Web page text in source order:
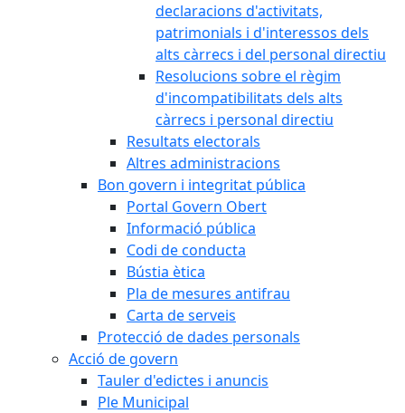
declaracions d'activitats,
patrimonials i d'interessos dels
alts càrrecs i del personal directiu
Resolucions sobre el règim
d'incompatibilitats dels alts
càrrecs i personal directiu
Resultats electorals
Altres administracions
Bon govern i integritat pública
Portal Govern Obert
Informació pública
Codi de conducta
Bústia ètica
Pla de mesures antifrau
Carta de serveis
Protecció de dades personals
Acció de govern
Tauler d'edictes i anuncis
Ple Municipal